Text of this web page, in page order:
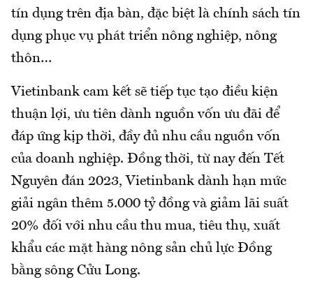
tín dụng trên địa bàn, đặc biệt là chính sách tín
dụng phục vụ phát triển nông nghiệp, nông
thôn…
Vietinbank cam kết sẽ tiếp tục tạo điều kiện
thuận lợi, ưu tiên dành nguồn vốn ưu đãi để
đáp ứng kịp thời, đầy đủ nhu cầu nguồn vốn
của doanh nghiệp. Đồng thời, từ nay đến Tết
Nguyên đán 2023, Vietinbank dành hạn mức
giải ngân thêm 5.000 tỷ đồng và giảm lãi suất
20% đối với nhu cầu thu mua, tiêu thụ, xuất
khẩu các mặt hàng nông sản chủ lực Đồng
bằng sông Cửu Long.